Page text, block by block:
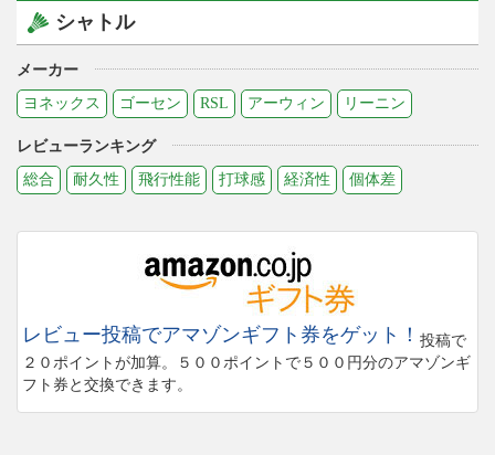
シャトル
メーカー
ヨネックス
ゴーセン RSL アーウィン リーニン
レビューランキング
総合
耐久性 飛行性能 打球感 経済性 個体差
レビュー投稿でアマゾンギフト券をゲット！ 投稿で
２０ポイントが加算。５００ポイントで５００円分のアマゾンギ
フト券と交換できます。